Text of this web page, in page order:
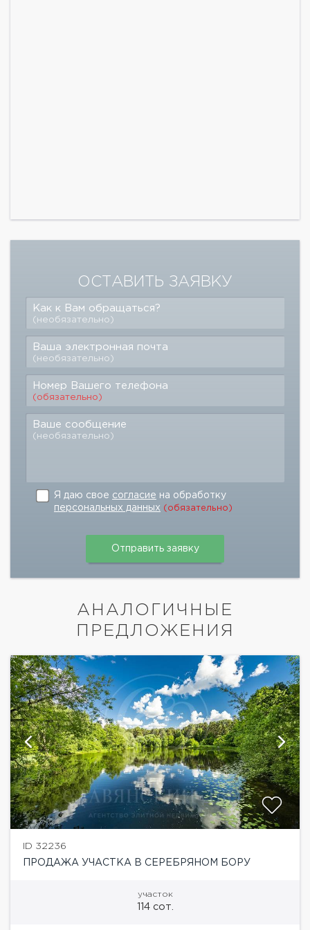
ОСТАВИТЬ ЗАЯВКУ
Как к Вам обращаться?
(необязательно)
Ваша электронная почта
(необязательно)
Номер Вашего телефона
(обязательно)
Ваше сообщение
(необязательно)
Я даю свое согласие на обработку
персональных данных (обязательно)
АНАЛОГИЧНЫЕ
ПРЕДЛОЖЕНИЯ
ID 32236
ПРОДАЖА УЧАСТКА В СЕРЕБРЯНОМ БОРУ
участок
114 сот.